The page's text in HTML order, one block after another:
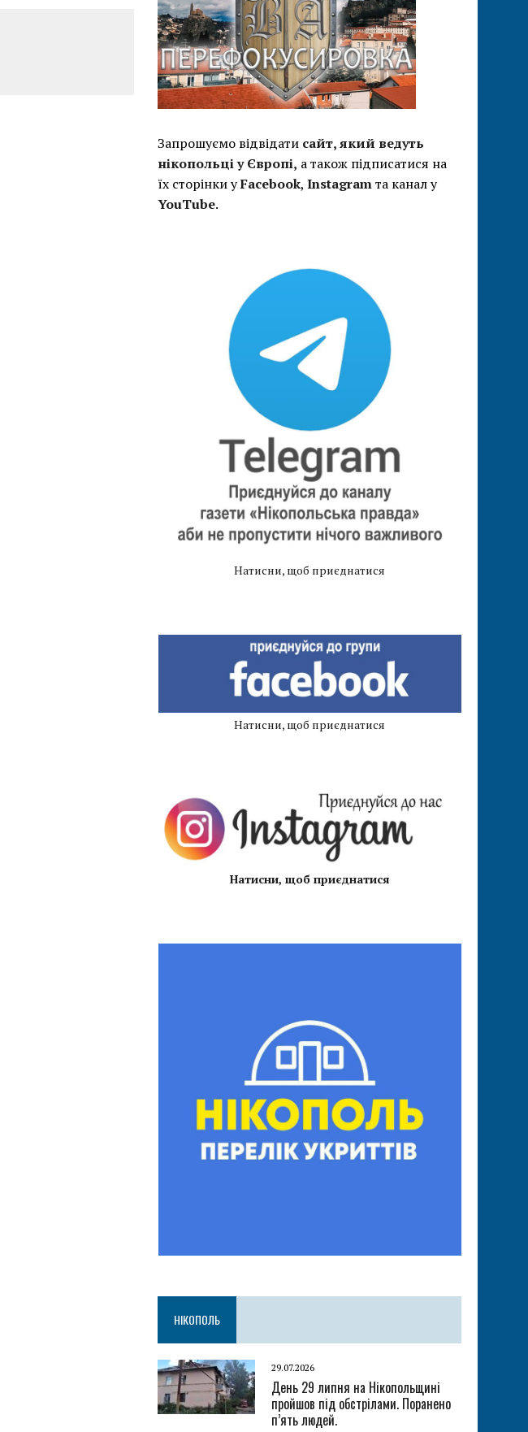
Запрошуємо відвідати сайт, який ведуть
нікопольці у Європі, а також підписатися на
їх сторінки уFacebook,Instagramта канал у
YouTube.
Натисни, щоб приєднатися
Натисни, щоб приєднатися
Натисни, щоб приєднатися
НІКОПОЛЬ
29.07.2026
День 29 липня на Нікопольщині
пройшов під обстрілами. Поранено
п’ять людей.